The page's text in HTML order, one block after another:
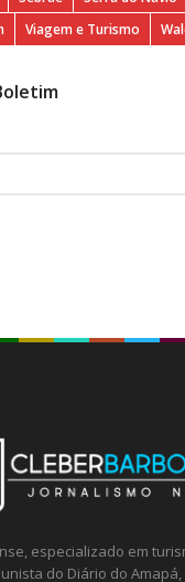
Viagem e Turismo
especializado em
do Diário do